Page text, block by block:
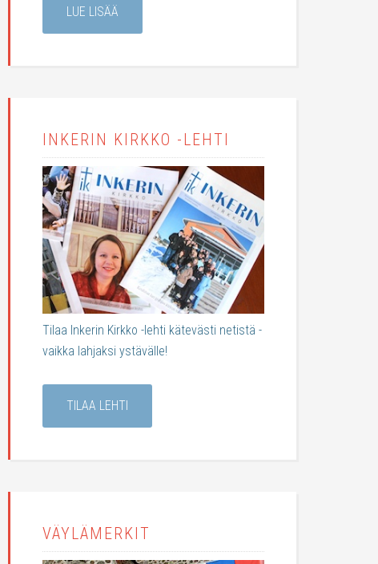
LUE LISÄÄ
INKERIN KIRKKO -LEHTI
Tilaa Inkerin Kirkko -lehti kätevästi netistä -
vaikka lahjaksi ystävälle!
TILAA LEHTI
VÄYLÄMERKIT